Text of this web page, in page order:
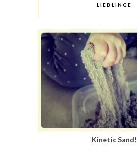
LIEBLINGE
Kinetic Sand!